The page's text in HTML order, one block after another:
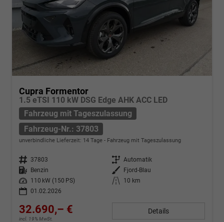
Cupra Formentor
1.5 eTSI 110 kW DSG Edge AHK ACC LED
Fahrzeug mit Tageszulassung
Fahrzeug-Nr.: 37803
unverbindliche Lieferzeit: 14 Tage Fahrzeug mit Tageszulassung
Fahrzeug-Nr. 37803 Getriebe Automatik
Kraftstoff Benzin Außenfarbe
Fjord-Blau
Leistung
110 kW (150 PS) Kilometerstand
10 km
01.02.2026
32.690,– €
incl. 19% MwSt.
Details